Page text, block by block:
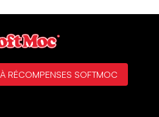
RÉCOMPENSES SOFTMOC